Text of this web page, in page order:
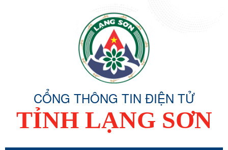
CỔNG THÔNG TIN ĐIỆN TỬ
TỈNH LẠNG SƠN